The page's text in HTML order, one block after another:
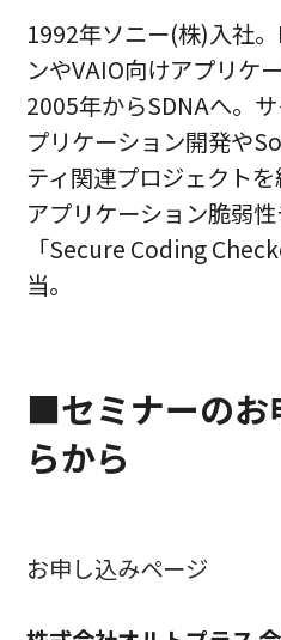
1992年ソニー(株)入社
ンやVAIO向けアプリケ
2005年からSDNAへ。
プリケーション開発や
ティ関連プロジェクト
アプリケーション脆弱
「Secure Coding
当。
■セミナーのお
らから
お申し込みページ